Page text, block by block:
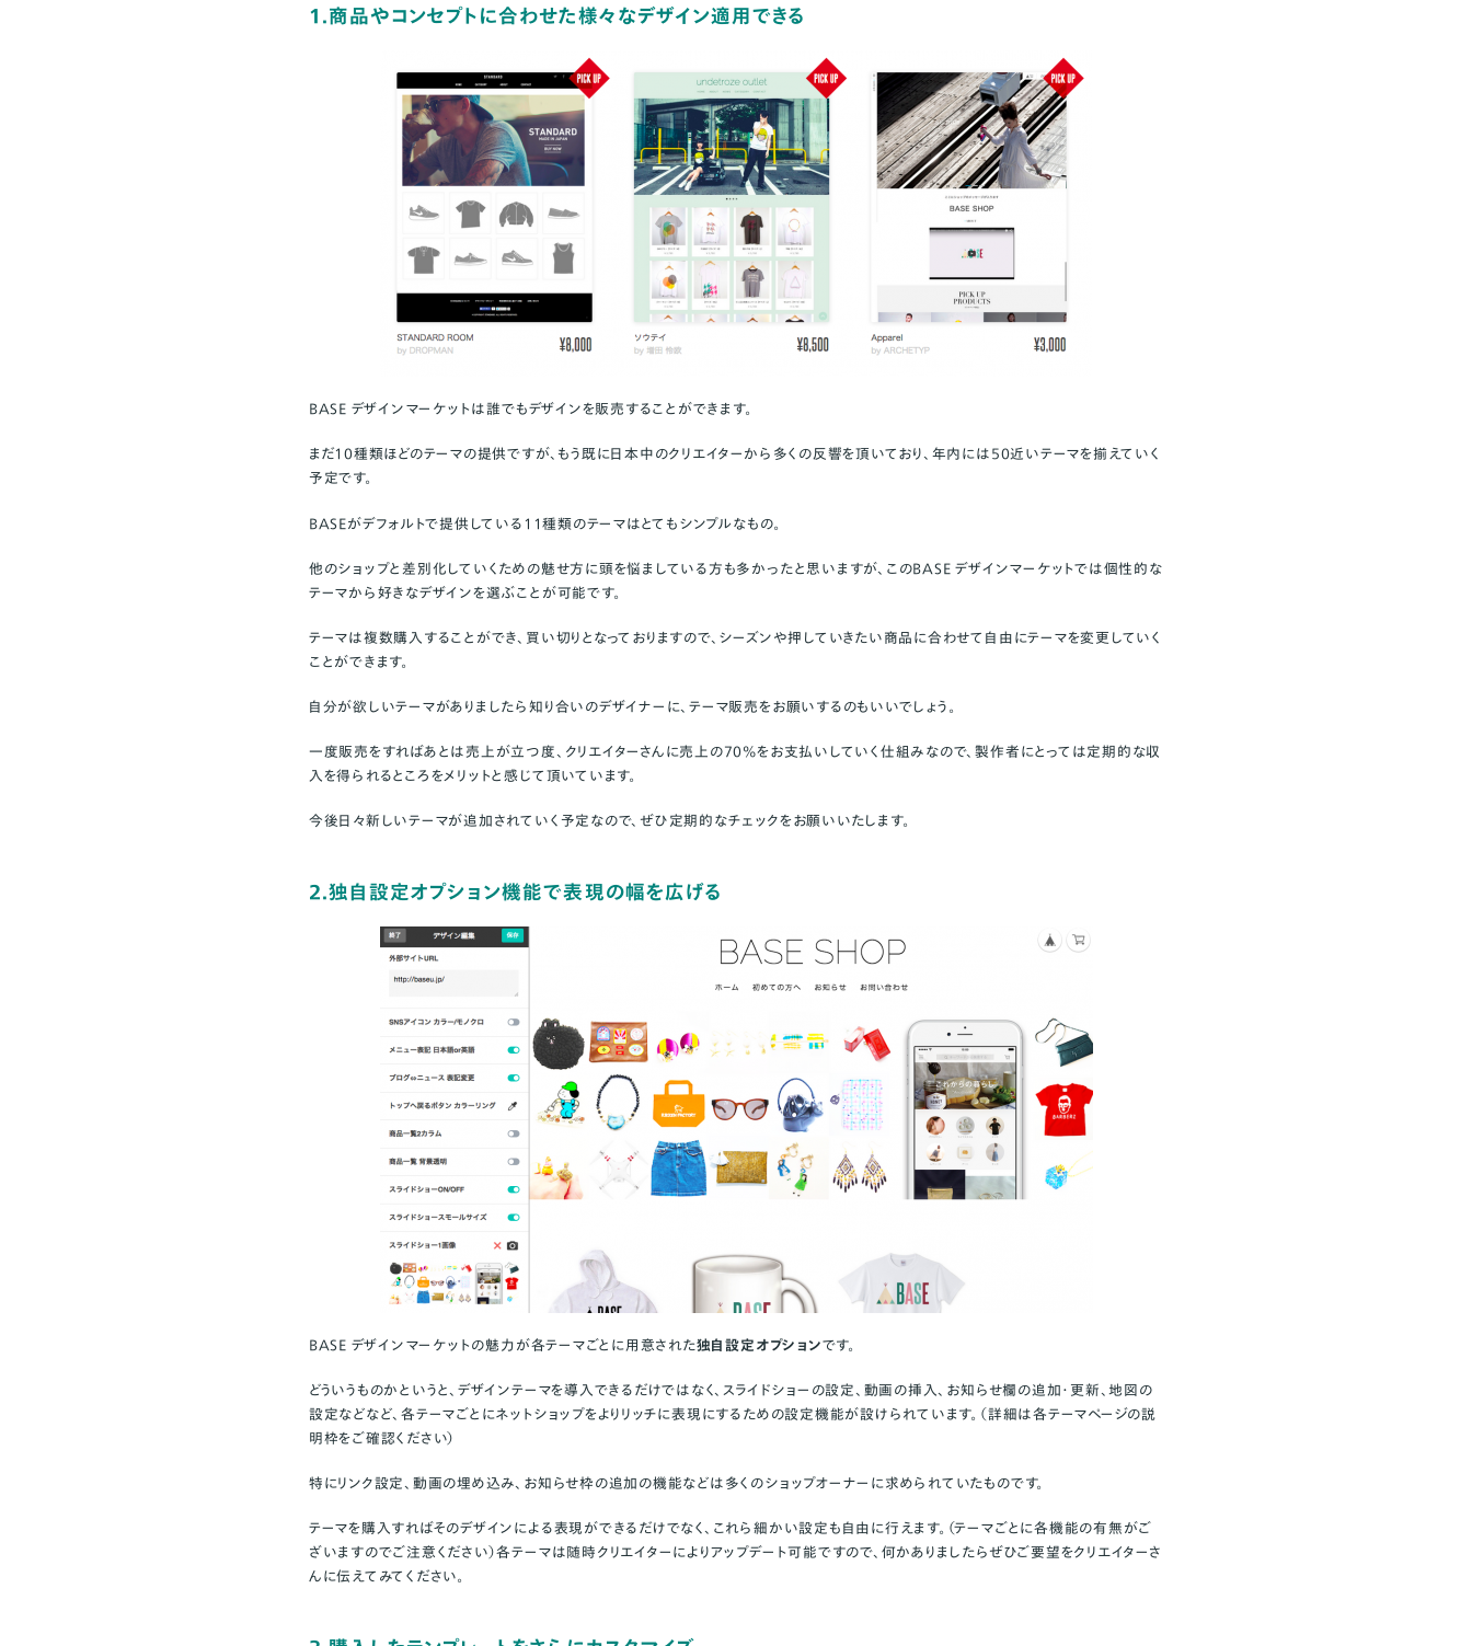
1.商品やコンセプトに合わせた様々なデザイン適用できる
BASE デザインマーケットは誰でもデザインを販売することができます。
まだ10種類ほどのテーマの提供ですが、もう既に日本中のクリエイターから多くの反響を頂いており、年内には50近いテーマを揃えていく
予定です。
BASEがデフォルトで提供している11種類のテーマはとてもシンプルなもの。
他のショップと差別化していくための魅せ方に頭を悩ましている方も多かったと思いますが、このBASE デザインマーケットでは個性的な
テーマから好きなデザインを選ぶことが可能です。
テーマは複数購入することができ、買い切りとなっておりますので、シーズンや押していきたい商品に合わせて自由にテーマを変更していく
ことができます。
自分が欲しいテーマがありましたら知り合いのデザイナーに、テーマ販売をお願いするのもいいでしょう。
一度販売をすればあとは売上が立つ度、クリエイターさんに売上の70%をお支払いしていく仕組みなので、製作者にとっては定期的な収
入を得られるところをメリットと感じて頂いています。
今後日々新しいテーマが追加されていく予定なので、ぜひ定期的なチェックをお願いいたします。
2.独自設定オプション機能で表現の幅を広げる
BASE デザインマーケットの魅力が各テーマごとに用意された独自設定オプションです。
どういうものかというと、デザインテーマを導入できるだけではなく、スライドショーの設定、動画の挿入、お知らせ欄の追加・更新、地図の
設定などなど、各テーマごとにネットショップをよりリッチに表現にするための設定機能が設けられています。（詳細は各テーマページの説
明枠をご確認ください）
特にリンク設定、動画の埋め込み、お知らせ枠の追加の機能などは多くのショップオーナーに求められていたものです。
テーマを購入すればそのデザインによる表現ができるだけでなく、これら細かい設定も自由に行えます。（テーマごとに各機能の有無がご
ざいますのでご注意ください）各テーマは随時クリエイターによりアップデート可能ですので、何かありましたらぜひご要望をクリエイターさ
んに伝えてみてください。